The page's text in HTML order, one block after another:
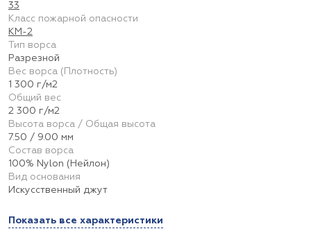
33
Класс пожарной опасности
КМ-2
Тип ворса
Разрезной
Вес ворса (Плотность)
1 300 г/м2
Общий вес
2 300 г/м2
Высота ворса / Общая высота
7.50 / 9.00 мм
Состав ворса
100% Nylon (Нейлон)
Вид основания
Искусственный джут
Показать все характеристики